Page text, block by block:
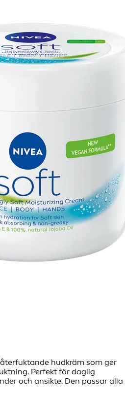
hudkräm som ger
Perfekt för daglig
och ansikte. Den passar alla